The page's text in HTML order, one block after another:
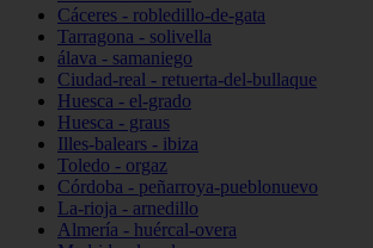
Cáceres - robledillo-de-gata
Tarragona - solivella
álava - samaniego
Ciudad-real - retuerta-del-bullaque
Huesca - el-grado
Huesca - graus
Illes-balears - ibiza
Toledo - orgaz
Córdoba - peñarroya-pueblonuevo
La-rioja - arnedillo
Almería - huércal-overa